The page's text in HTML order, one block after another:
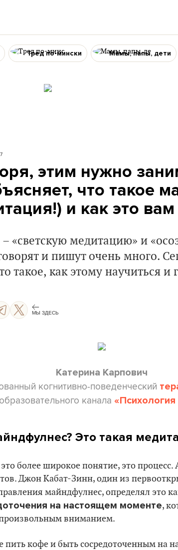
Тред по-мински Мамы, папы, дети
7
этим нужно
что такое
и как это
«светскую медитацию» и
и пишут очень много.
такое, как этому научиться и
МЫ ЗДЕСЬ
Катерина Карпович
когнитивно-поведенческий
образовательного канала «Психология
Это такая
более широкое понятие, это процесс.
Джон Кабат-Зинн, один из
майндфулнес, определял это
на настоящем моменте,
вниманием.
пить кофе и быть сосредоточенным на